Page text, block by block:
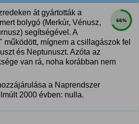
66%
át gyártották a
bolygó (Merkúr, Vénusz,
segítségével. A
működött, mígnem a csillagászok fel
és Neptunuszt. Azóta az
van rá, noha korábban nem
a Naprendszer
2000 évben: nulla.